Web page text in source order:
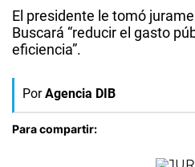
El presidente le tomó
Buscará “reducir el gasto
eficiencia”.
Por Agencia DIB
Para compartir: